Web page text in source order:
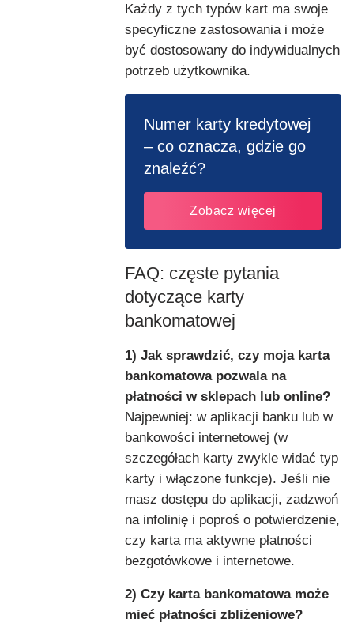
Każdy z tych typów kart ma swoje
specyficzne zastosowania i może
być dostosowany do indywidualnych
potrzeb użytkownika.
Numer karty kredytowej
– co oznacza, gdzie go
znaleźć?
Zobacz więcej
FAQ: częste pytania
dotyczące karty
bankomatowej
1) Jak sprawdzić, czy moja karta
bankomatowa pozwala na
płatności w sklepach lub online?
Najpewniej: w aplikacji banku lub w
bankowości internetowej (w
szczegółach karty zwykle widać typ
karty i włączone funkcje). Jeśli nie
masz dostępu do aplikacji, zadzwoń
na infolinię i poproś o potwierdzenie,
czy karta ma aktywne płatności
bezgotówkowe i internetowe.
2) Czy karta bankomatowa może
mieć płatności zbliżeniowe?